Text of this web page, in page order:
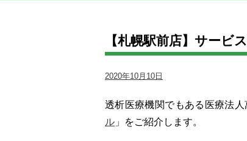
【札幌駅前店】サービ
2020年10月10日
透析医療機関でもある医療法
ル 」をご紹介します。